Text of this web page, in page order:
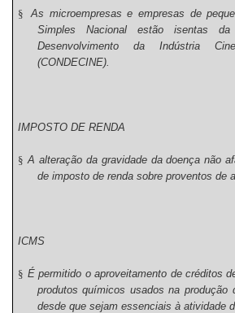
§
As microempresas e empresas de
Simples Nacional estão isentas
Desenvolvimento da Indústria
(CONDECINE).
IMPOSTO DE RENDA
§ A alteração da gravidade da doença não
de imposto de renda sobre proventos de
ICMS
§ É permitido o aproveitamento de créditos
produtos químicos usados na produção
desde que sejam essenciais à atividade